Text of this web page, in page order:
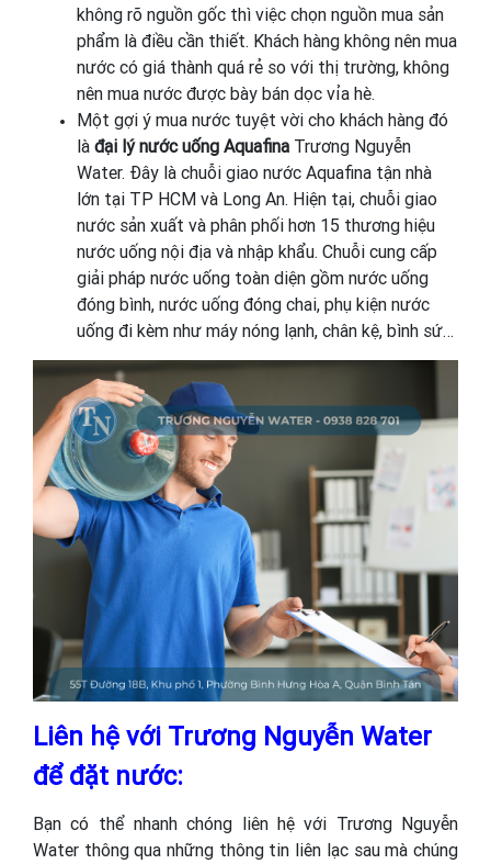
không rõ nguồn gốc thì việc chọn nguồn mua sản
phẩm là điều cần thiết. Khách hàng không nên mua
nước có giá thành quá rẻ so với thị trường, không
nên mua nước được bày bán dọc vỉa hè.
Một gợi ý mua nước tuyệt vời cho khách hàng đó
là đại lý nước uống Aquafina Trương Nguyễn
Water. Đây là chuỗi giao nước Aquafina tận nhà
lớn tại TP HCM và Long An. Hiện tại, chuỗi giao
nước sản xuất và phân phối hơn 15 thương hiệu
nước uống nội địa và nhập khẩu. Chuỗi cung cấp
giải pháp nước uống toàn diện gồm nước uống
đóng bình, nước uống đóng chai, phụ kiện nước
uống đi kèm như máy nóng lạnh, chân kệ, bình sứ…
Liên hệ với Trương Nguyễn Water
để đặt nước:
Bạn có thể nhanh chóng liên hệ với Trương Nguyễn
Water thông qua những thông tin liên lạc sau mà chúng